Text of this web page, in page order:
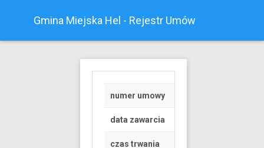
Gmina Miejska Hel - Rejestr Umów
numer umowy
data zawarcia
czas trwania